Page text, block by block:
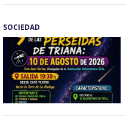
SOCIEDAD